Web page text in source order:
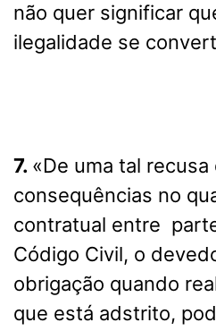
não quer significar
ilegalidade se
7. «De uma tal
consequências no
contratual entre
Código Civil, o
obrigação quando
que está adstrito,